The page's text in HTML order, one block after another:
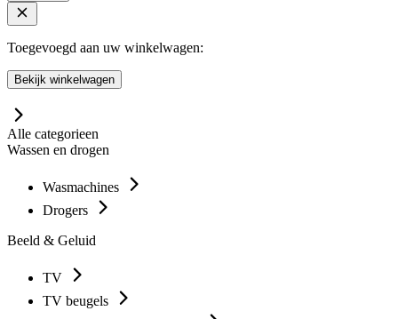
Toegevoegd aan uw winkelwagen:
Bekijk winkelwagen
Alle categorieen
Wassen en drogen
Wasmachines
Drogers
Beeld & Geluid
TV
TV beugels